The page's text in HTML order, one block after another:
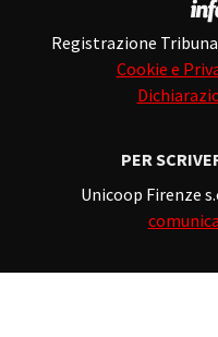
Registrazione
Cookie e
PER
Unicoop Firenze